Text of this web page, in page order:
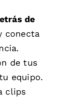
de
conecta
de tus
equipo.
clips